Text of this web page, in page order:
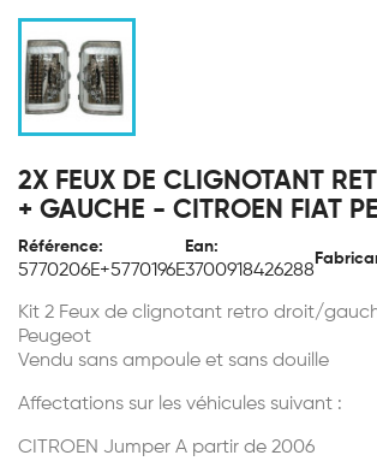
2X FEUX DE CLIGNOTANT
+ GAUCHE - CITROEN FIAT
Référence:
5770206E+5770196E
Ean:
3700918426288
Kit 2 Feux de clignotant retro droit/
Peugeot
Vendu sans ampoule et sans douille
Affectations sur les véhicules suivant :
CITROEN Jumper A partir de 2006